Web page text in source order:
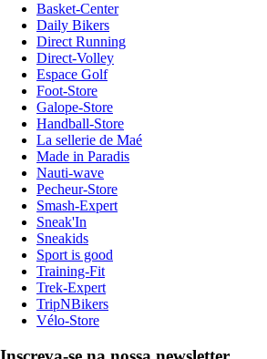
Basket-Center
Daily Bikers
Direct Running
Direct-Volley
Espace Golf
Foot-Store
Galope-Store
Handball-Store
La sellerie de Maé
Made in Paradis
Nauti-wave
Pecheur-Store
Smash-Expert
Sneak'In
Sneakids
Sport is good
Training-Fit
Trek-Expert
TripNBikers
Vélo-Store